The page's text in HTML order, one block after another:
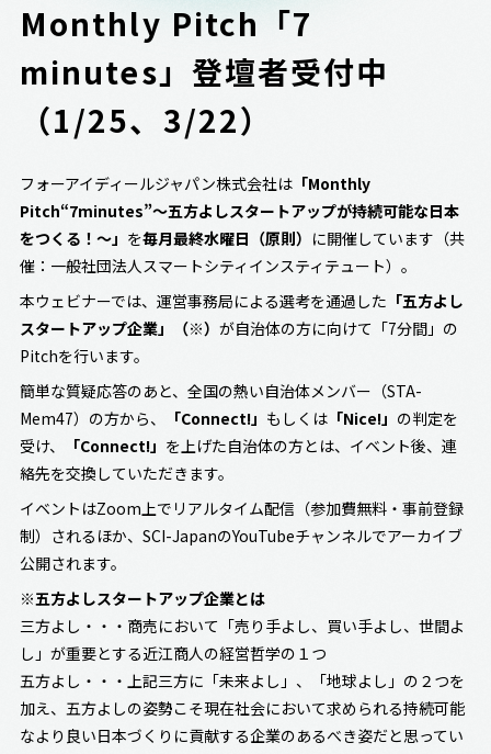
Monthly Pitch「7
minutes」登壇者受付中
（1/25、3/22）
フォーアイディールジャパン株式会社は「Monthly
Pitch“7minutes”～五方よしスタートアップが持続可能な日本
をつくる！～」 を毎月最終水曜日（原則） に開催しています（共
催：一般社団法人スマートシティインスティテュート）。
本ウェビナーでは、運営事務局による選考を通過した 「五方よし
スタートアップ企業」（※） が自治体の方に向けて「7分間」の
Pitchを行います。
簡単な質疑応答のあと、全国の熱い自治体メンバー（STA-
Mem47）の方から、
「Connect!」 もしくは「Nice!」 の判定を
受け、
「Connect!」 を上げた自治体の方とは、イベント後、連
絡先を交換していただきます。
イベントはZoom上でリアルタイム配信（参加費無料・事前登録
制）されるほか、SCI-JapanのYouTubeチャンネルでアーカイブ
公開されます。
※五方よしスタートアップ企業とは
三方よし・・・商売において「売り手よし、買い手よし、世間よ
し」が重要とする近江商人の経営哲学の１つ
五方よし・・・上記三方に「未来よし」、「地球よし」の２つを
加え、五方よしの姿勢こそ現在社会において求められる持続可能
なより良い日本づくりに貢献する企業のあるべき姿だと思ってい